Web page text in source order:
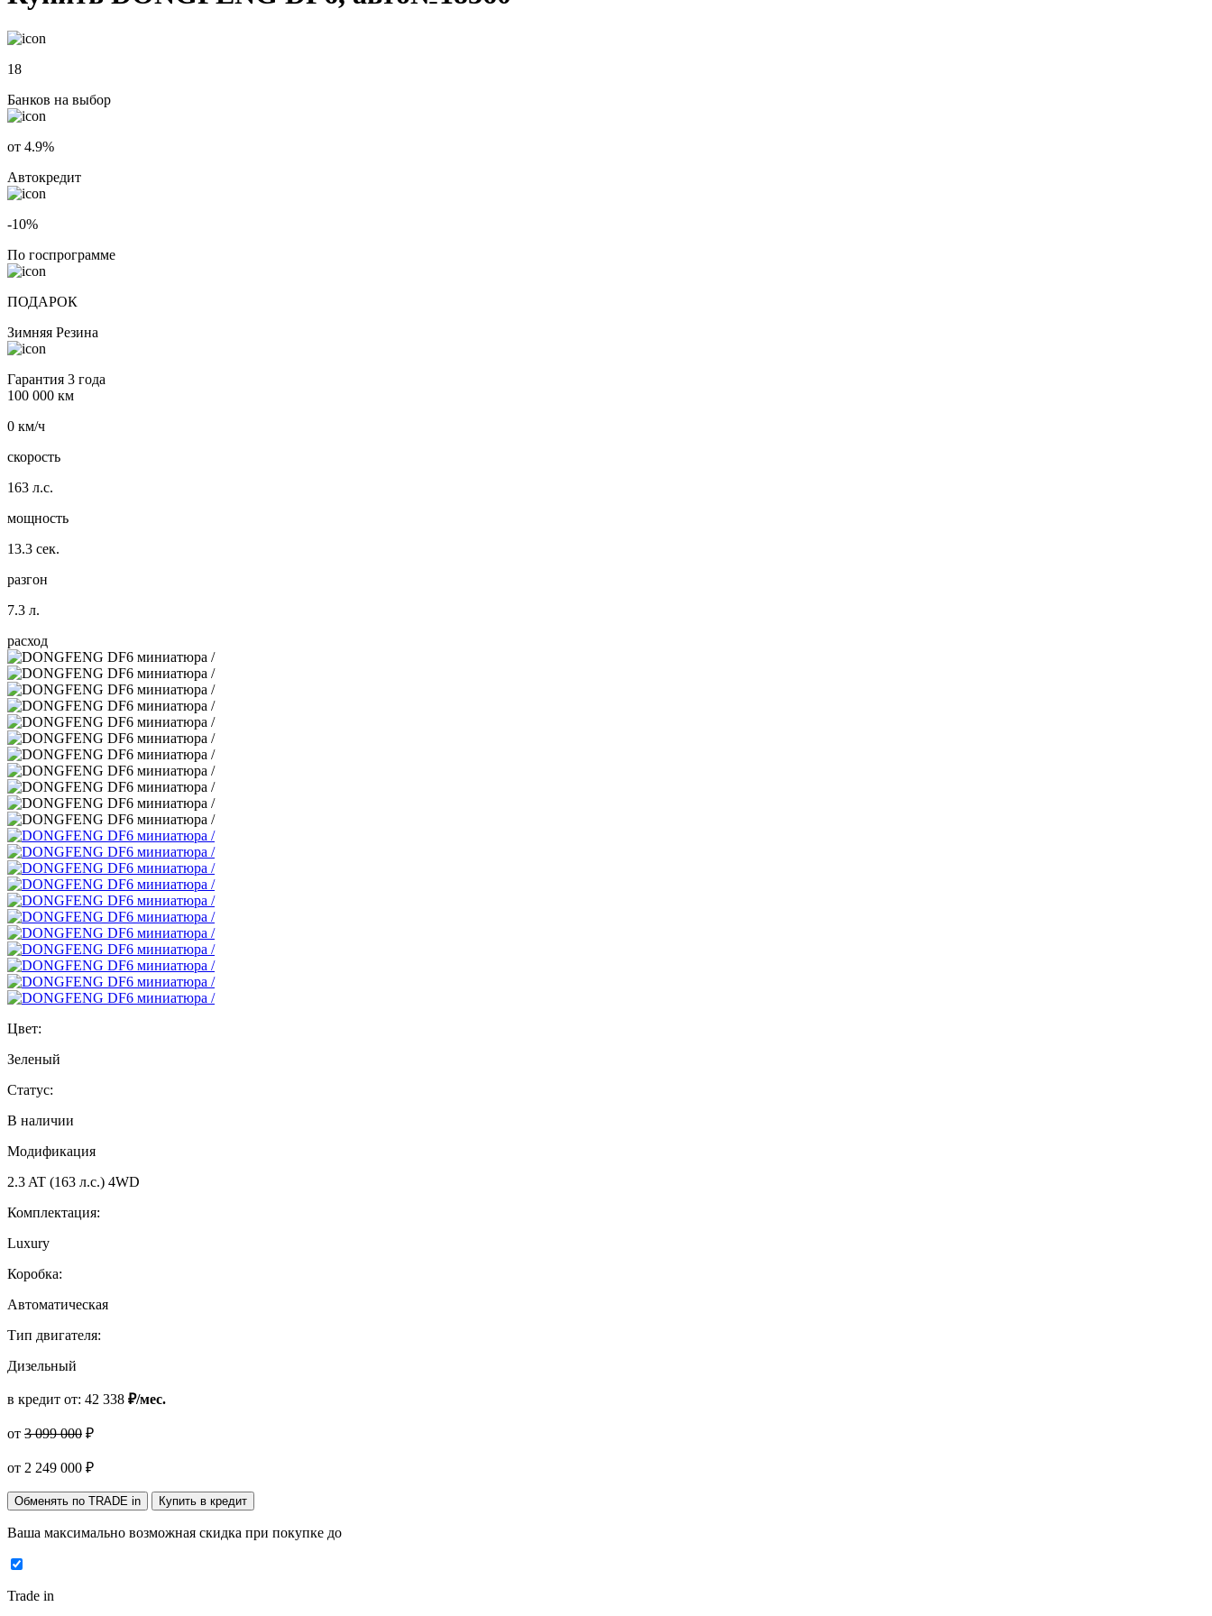
18
Банков на выбор
от 4.9%
Автокредит
-10%
По госпрограмме
ПОДАРОК
Зимняя Резина
Гарантия 3 года
100 000 км
0 км/ч
скорость
163 л.с.
мощность
13.3 сек.
разгон
7.3 л.
расход
Цвет:
Зеленый
Статус:
В наличии
Модификация
2.3 AT (163 л.с.) 4WD
Комплектация:
Luxury
Коробка:
Автоматическая
Тип двигателя:
Дизельный
в кредит от: 42 338 ₽/мес.
от 3 099 000 ₽
от 2 249 000 ₽
Обменять по TRADE in Купить в кредит
Ваша максимально возможная скидка при покупке до
Trade in